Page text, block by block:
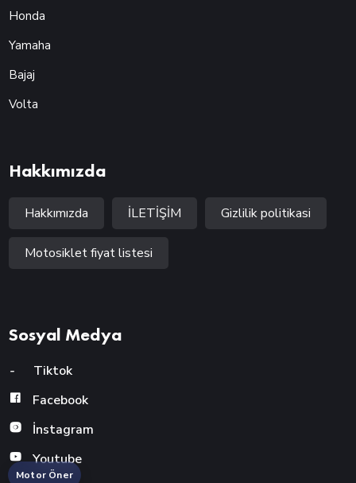
Honda
Yamaha
Bajaj
Volta
Hakkımızda
Hakkımızda İLETİŞİM Gizlilik politikasi
Motosiklet fiyat listesi
Sosyal Medya
-
Tiktok
Facebook
İnstagram
Youtube
Motor Öner